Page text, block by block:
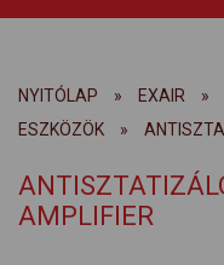
NYITÓLAP » EXAIR »
ESZKÖZÖK
»
AMPLIFIER